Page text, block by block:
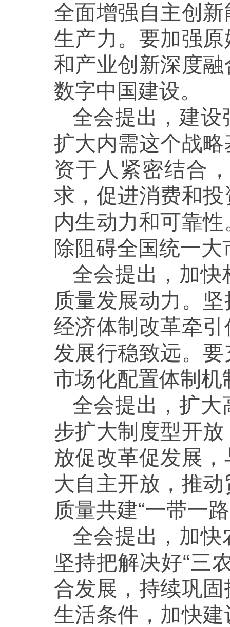
全面增强自主创
生产力。要加强
和产业创新深度
数字中国建设。
全会提出，建
扩大内需这个战
资于人紧密结合
求，促进消费和
内生动力和可靠
除阻碍全国统一
全会提出，加
质量发展动力。
经济体制改革牵
发展行稳致远。
市场化配置体制
全会提出，扩
步扩大制度型开
放促改革促发展
大自主开放，推
质量共建“一带一
全会提出，加
坚持把解决好“三
合发展，持续巩
生活条件，加快